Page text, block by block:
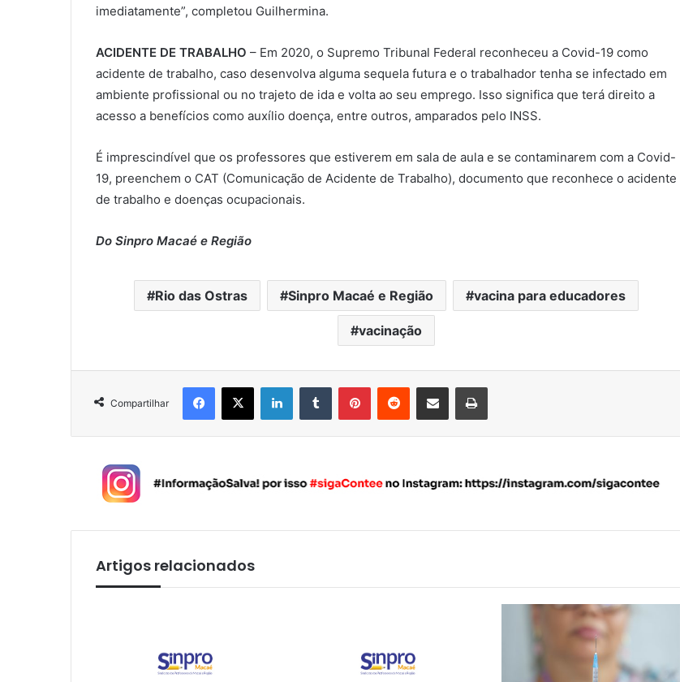
imediatamente”, completou Guilhermina.
ACIDENTE DE TRABALHO – Em 2020, o Supremo Tribunal Federal reconheceu a Covid-19 como
acidente de trabalho, caso desenvolva alguma sequela futura e o trabalhador tenha se infectado em
ambiente profissional ou no trajeto de ida e volta ao seu emprego. Isso significa que terá direito a
acesso a benefícios como auxílio doença, entre outros, amparados pelo INSS.
É imprescindível que os professores que estiverem em sala de aula e se contaminarem com a Covid-
19, preenchem o CAT (Comunicação de Acidente de Trabalho), documento que reconhece o acidente
de trabalho e doenças ocupacionais.
Do Sinpro Macaé e Região
Rio das Ostras Sinpro Macaé e Região vacina para educadores
vacinação
Compartilhar
Artigos relacionados